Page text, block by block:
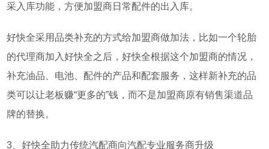
采入库功能，方便加盟商日常配件的出入库。
好快全采用品类补充的方式给加盟商做加法，比如一个轮胎
的代理商加入好快全之后，好快全根据这个加盟商的情况，
补充油品、电池、配件的产品和配套服务，这样新补充的品
类可以让老板赚“更多的”钱，而不是加盟商原有销售渠道品
牌的替换。
3 、好快全助力传统汽配商向汽配专业服务商升级